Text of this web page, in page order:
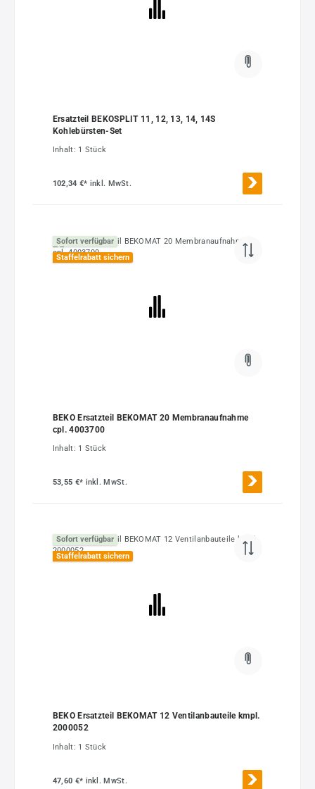
Ersatzteil BEKOSPLIT 11, 12, 13, 14, 14S
Kohlebürsten-Set
Inhalt: 1 Stück
102,34 €* inkl. MwSt.
Sofort verfügbar
Staffelrabatt sichern
BEKO Ersatzteil BEKOMAT 20 Membranaufnahme
cpl. 4003700
Inhalt: 1 Stück
53,55 €* inkl. MwSt.
Sofort verfügbar
Staffelrabatt sichern
BEKO Ersatzteil BEKOMAT 12 Ventilanbauteile kmpl.
2000052
Inhalt: 1 Stück
47,60 €* inkl. MwSt.